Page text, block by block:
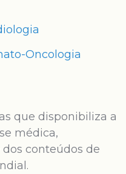
Oncologia
que disponibiliza a
médica,
conteúdos de